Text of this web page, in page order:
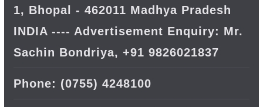
1, Bhopal - 462011 Madhya Pradesh
INDIA ---- Advertisement Enquiry: Mr.
Sachin Bondriya, +91 9826021837
Phone: (0755) 4248100